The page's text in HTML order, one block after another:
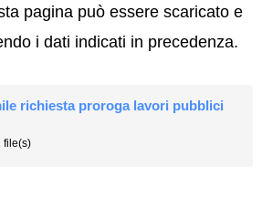
pagina può essere scaricato e
i dati indicati in precedenza.
richiesta proroga lavori pubblici
file(s)